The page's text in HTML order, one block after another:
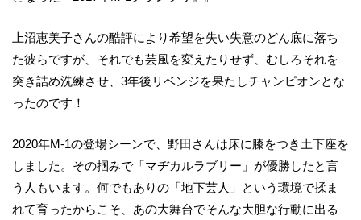
上沼恵美子さんの酷評により希望を失い失意のどん底に落ち
た彼らですが、それでも芸風を変えたりせず、むしろそれを
突き詰め洗練させ、3年後リベンジを果たしチャンピオンとな
ったのです！
2020年M-1の登場シーンで、野田さんは床に膝をつき土下座を
しました。その掴みで「マヂカルラブリー」が優勝したと言
う人もいます。何でもありの「地下芸人」という環境で揉ま
れて育ったからこそ、あの大舞台でそんな大胆な行動に出る